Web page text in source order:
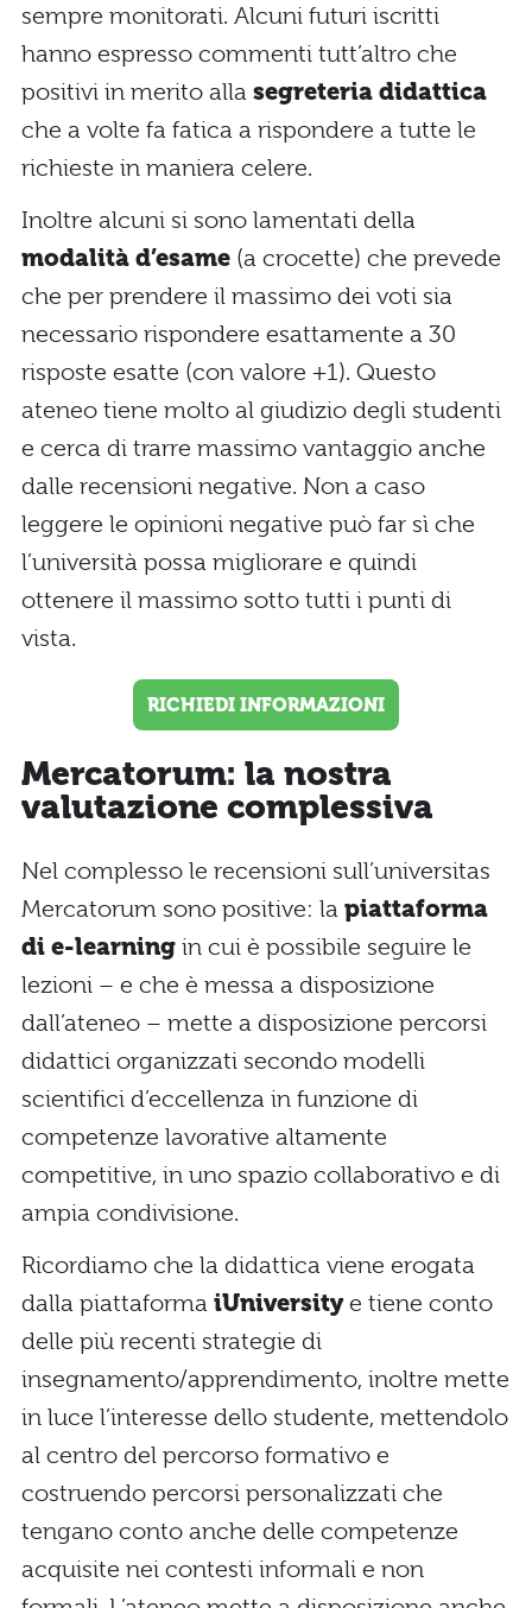
sempre monitorati. Alcuni futuri iscritti
hanno espresso commenti tutt’altro che
positivi in merito alla segreteria didattica
che a volte fa fatica a rispondere a tutte le
richieste in maniera celere.
Inoltre alcuni si sono lamentati della
modalità d’esame (a crocette) che prevede
che per prendere il massimo dei voti sia
necessario rispondere esattamente a 30
risposte esatte (con valore +1). Questo
ateneo tiene molto al giudizio degli studenti
e cerca di trarre massimo vantaggio anche
dalle recensioni negative. Non a caso
leggere le opinioni negative può far sì che
l’università possa migliorare e quindi
ottenere il massimo sotto tutti i punti di
vista.
RICHIEDI INFORMAZIONI
Mercatorum: la nostra
valutazione complessiva
Nel complesso le recensioni sull’universitas
Mercatorum sono positive: la piattaforma
di e-learning in cui è possibile seguire le
lezioni – e che è messa a disposizione
dall’ateneo – mette a disposizione percorsi
didattici organizzati secondo modelli
scientifici d’eccellenza in funzione di
competenze lavorative altamente
competitive, in uno spazio collaborativo e di
ampia condivisione.
Ricordiamo che la didattica viene erogata
dalla piattaforma iUniversity e tiene conto
delle più recenti strategie di
insegnamento/apprendimento, inoltre mette
in luce l’interesse dello studente, mettendolo
al centro del percorso formativo e
costruendo percorsi personalizzati che
tengano conto anche delle competenze
acquisite nei contesti informali e non